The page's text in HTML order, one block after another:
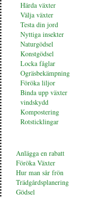
Härda växter
Välja växter
Testa din jord
Nyttiga insekter
Naturgödsel
Konstgödsel
Locka fåglar
Ogräsbekämpning
Föröka liljor
Binda upp växter
vindskydd
Kompostering
Rotsticklingar
Anlägga en rabatt
Föröka Växter
Hur man sår frön
Trädgårdsplanering
Gödsel